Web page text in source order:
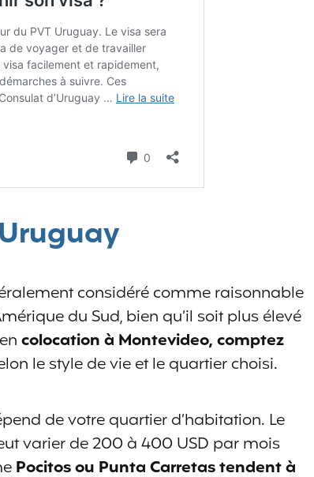
considéré comme raisonnable
du Sud, bien qu’il soit plus élevé
colocation à Montevideo, comptez
le style de vie et le quartier choisi.
de votre quartier d’habitation. Le
varier de 200 à 400 USD par mois
Pocitos ou Punta Carretas tendent à